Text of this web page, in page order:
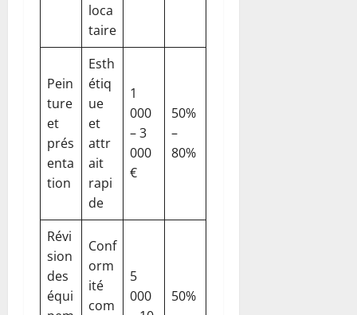
loca
taire
Pein
ture
et
prés
enta
tion
Esth
étiq
ue
et
attr
ait
rapi
de
1
000
– 3
000
€
50%
–
80%
Révi
sion
des
équi
Conf
orm
ité
com
5
000
50%